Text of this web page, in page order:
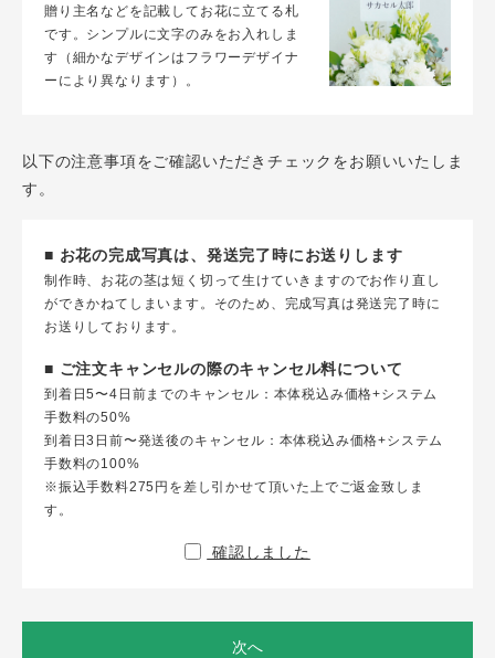
贈り主名などを記載してお花に立てる札
です。シンプルに文字のみをお入れしま
す（細かなデザインはフラワーデザイナ
ーにより異なります）。
以下の注意事項をご確認いただきチェックをお願いいたしま
す。
■ お花の完成写真は、発送完了時にお送りします
制作時、お花の茎は短く切って生けていきますのでお作り直し
ができかねてしまいます。そのため、完成写真は発送完了時に
お送りしております。
■ ご注文キャンセルの際のキャンセル料について
到着日5〜4日前までのキャンセル：本体税込み価格+システム
手数料の50%
到着日3日前〜発送後のキャンセル：本体税込み価格+システム
手数料の100%
※振込手数料275円を差し引かせて頂いた上でご返金致しま
す。
確認しました
次へ